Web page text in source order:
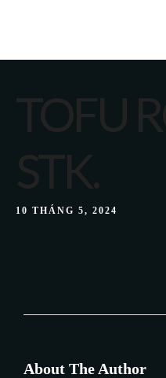
TOFU
STK.
10 THÁNG 5, 2024
About The Author